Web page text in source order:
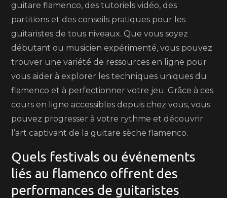
guitare flamenco, des tutoriels vidéo, des
partitions et des conseils pratiques pour les
guitaristes de tous niveaux. Que vous soyez
débutant ou musicien expérimenté, vous pouvez
trouver une variété de ressources en ligne pour
vous aider à explorer les techniques uniques du
flamenco et à perfectionner votre jeu. Grâce à ces
cours en ligne accessibles depuis chez vous, vous
pouvez progresser à votre rythme et découvrir
l’art captivant de la guitare sèche flamenco.
Quels festivals ou événements
liés au flamenco offrent des
performances de guitaristes